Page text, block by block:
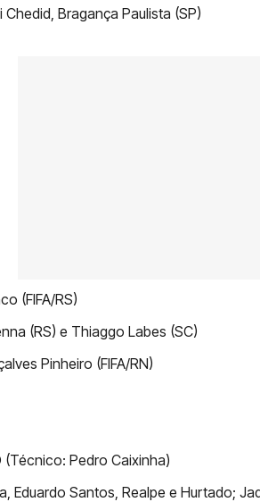
Bragança Paulista (SP)
(FIFA/RS)
(RS) e Thiaggo Labes (SC)
Pinheiro (FIFA/RN)
(Técnico: Pedro Caixinha)
Eduardo Santos, Realpe e Hurtado;